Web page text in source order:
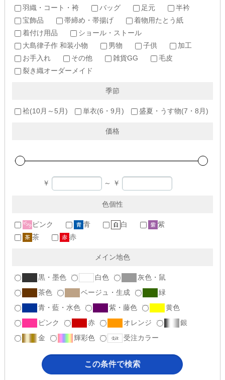
羽織・コート・袴
バッグ 足元
半衿
宝飾品
帯締め・帯揚げ
着物用たとう紙
着付け用品
ショール・ストール
大島律子作 和装小物
男物 子供
加工
お手入れ
その他 雑貨GG
毛皮
裂き織オーダーメイド
季節
袷(10月～5月) 単衣(6・9月) 盛夏・うす物(7・8月)
価格
￥ ～ ￥
色個性
ピンク 青 白
紫
茶
赤
メイン地色
黒・墨色 白色
灰色・鼠
茶色
ベージュ・生成
緑
青・藍・水色
紫・藤色
黄色
ピンク
赤 オレンジ
銀
金
輝彩色 受注カラー